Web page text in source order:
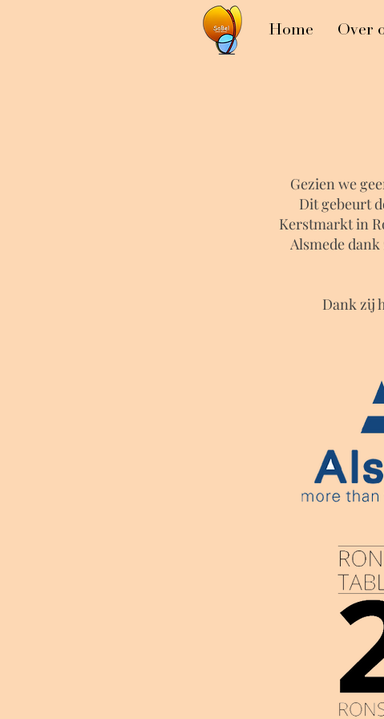
Home Over
Gezien we
Dit gebeurt
Kerstmarkt in
Alsmede
Dank zij